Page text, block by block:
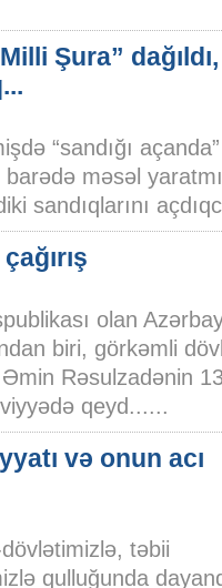
Şura”
“sandığı
məsəl
sandıqlarını
olan
biri, görkəmli
Rəsulzadənin
qeyd......
və onun acı
təbii
qulluğunda